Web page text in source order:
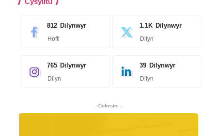
812 Dilynwyr
Hoffi
1.1K Dilynwyr
Dilyn
765 Dilynwyr
Dilyn
39 Dilynwyr
Dilyn
- Cofrestru -